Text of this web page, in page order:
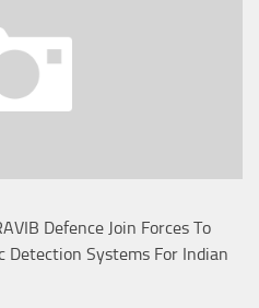
Defence Join Forces To
Detection Systems For Indian